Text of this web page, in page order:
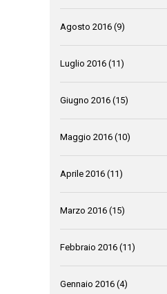
Agosto 2016 (9)
Luglio 2016 (11)
Giugno 2016 (15)
Maggio 2016 (10)
Aprile 2016 (11)
Marzo 2016 (15)
Febbraio 2016 (11)
Gennaio 2016 (4)